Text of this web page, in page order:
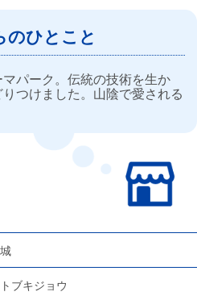
のひとこと
パーク。伝統の技術を生か
つけました。山陰で愛される
ブキジョウ